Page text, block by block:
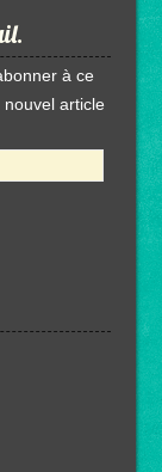
à ce
article